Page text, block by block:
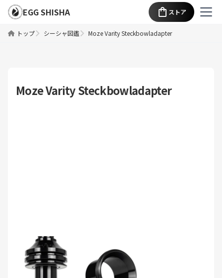
EGG SHISHA ストア
トップ シーシャ図鑑 Moze Varity Steckbowladapter
Moze Varity Steckbowladapter